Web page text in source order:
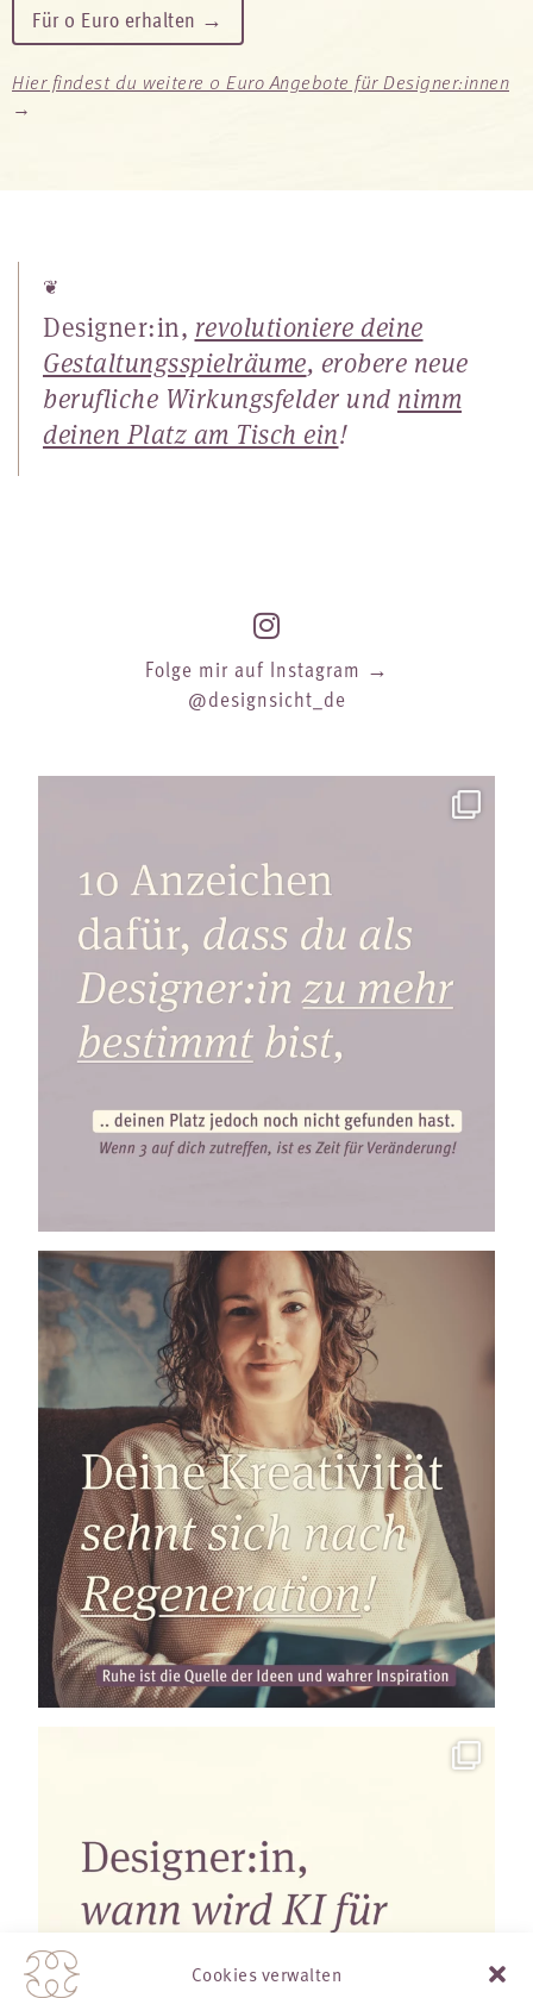
Cookies verwalten
Für 0 Euro erhalten →
Hier findest du weitere 0 Euro Angebote für Designer:innen
→
❦
Designer:in, revolutioniere deine
Gestaltungsspielräume, erobere neue
berufliche Wirkungsfelder und nimm
deinen Platz am Tisch ein!
Folge mir auf Instagram →
@designsicht_de